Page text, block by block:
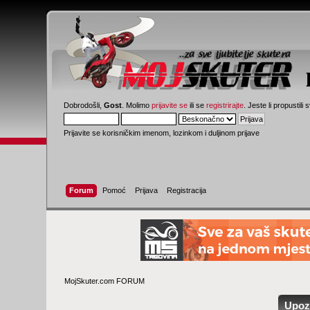
Dobrodošli,Gost . Molimoprijavite se ili seregistrirajte . Jeste li propustili
Prijavite se korisničkim imenom, lozinkom i duljinom prijave
Forum Pomoć Prijava Registracija
MojSkuter.com FORUM